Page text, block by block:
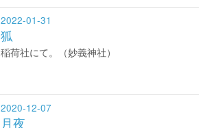
2022-01-31
狐
稲荷社にて。（妙義神社）
2020-12-07
月夜